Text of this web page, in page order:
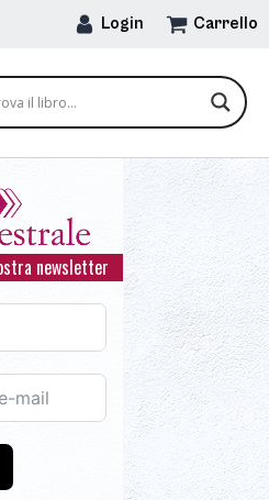
Login Carrello
newsletter